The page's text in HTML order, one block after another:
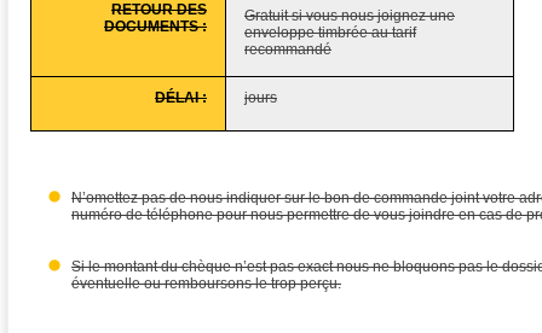
RETOUR DES
DOCUMENTS :
Gratuit si vous nous joignez une
enveloppe timbrée au tarif
recommandé
DÉLAI : jours
N’omettez pas de nous indiquer sur le bon de commande joint votre
numéro de téléphone pour nous permettre de vous joindre en cas de
Si le montant du chèque n’est pas exact nous ne bloquons pas le
éventuelle ou remboursons le trop perçu.